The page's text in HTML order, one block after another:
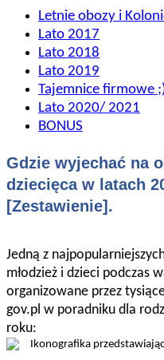
Letnie obozy i
Lato 2017
Lato 2018
Lato 2019
Tajemnice firmowe
Lato 2020/ 2021
BONUS
Gdzie wyjechać na
dziecięca w latach
[Zestawienie].
Jedną z
młodzież i dzieci podczas
organizowane przez
gov.pl w poradniku dla
roku: